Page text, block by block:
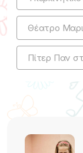
Θέατρο
Πίτερ Παν